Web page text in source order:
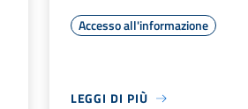
Accesso all'informazione
LEGGI DI PIÙ